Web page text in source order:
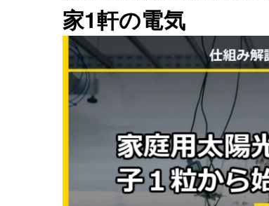
家1軒の電気